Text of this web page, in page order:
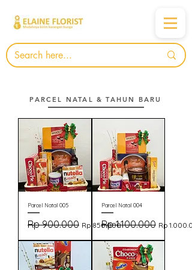
PARCEL NATAL & TAHUN BARU
Parcel Natal 005
Harga Reguler
Rp 900.000 Harga Promosi
Rp 850.000
Parcel Natal 004
Harga Reguler
Rp 1.100.000 Harga
Rp